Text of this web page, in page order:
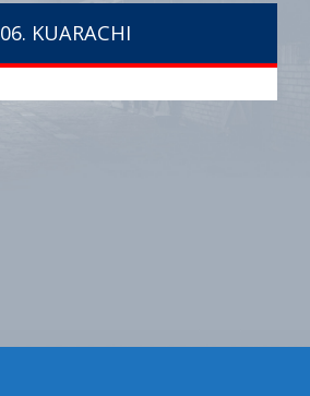
06. KUARACHI